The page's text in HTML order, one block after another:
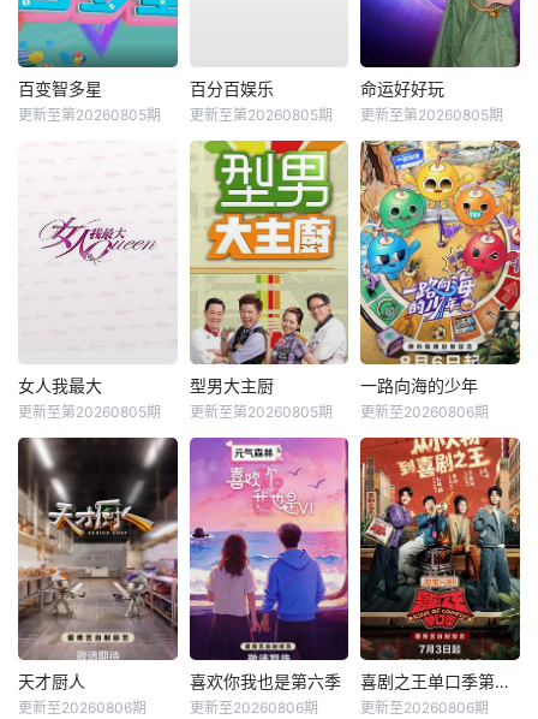
百变智多星
更新至第20260805期
百分百娱乐
更新至第20260805期
命运好好玩
更新至第20260805期
女人我最大
更新至第20260805期
型男大主厨
更新至第20260805期
一路向海的少年
更新至20260806期
天才厨人
更新至20260806期
喜欢你我也是第六季
更新至20260806期
喜剧之王单口季第三季
更新至20260806期